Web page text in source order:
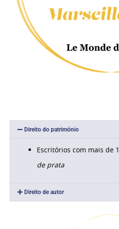
Direito do património
Escritórios com mais de
de prata
Direito de autor